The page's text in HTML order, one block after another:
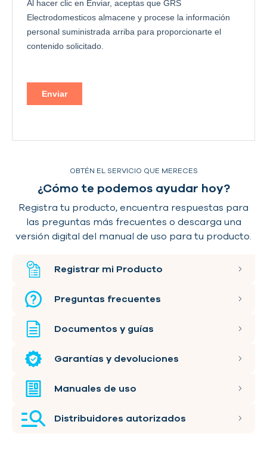
OBTÉN EL SERVICIO QUE MERECES
¿Cómo te podemos ayudar hoy?
Registra tu producto, encuentra respuestas para
las preguntas más frecuentes o descarga una
versión digital del manual de uso para tu producto.
Registrar mi Producto
Preguntas frecuentes
Documentos y guías
Garantías y devoluciones
Manuales de uso
Distribuidores autorizados